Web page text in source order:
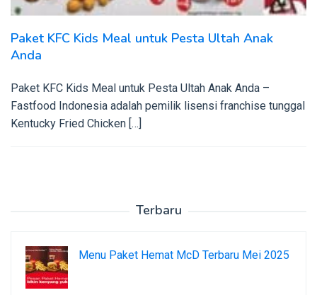
Paket KFC Kids Meal untuk Pesta Ultah Anak
Anda
Paket KFC Kids Meal untuk Pesta Ultah Anak Anda –
Fastfood Indonesia adalah pemilik lisensi franchise tunggal
Kentucky Fried Chicken […]
Terbaru
Menu Paket Hemat McD Terbaru Mei 2025